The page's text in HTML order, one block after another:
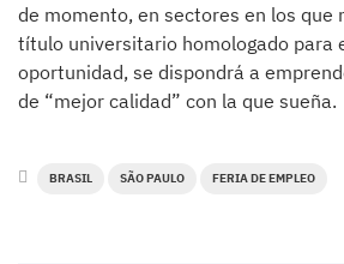
de momento, en sectores en los que
título universitario homologado para
oportunidad, se dispondrá a
de “mejor calidad” con la que sueña.
BRASIL SÃO PAULO FERIA DE EMPLEO